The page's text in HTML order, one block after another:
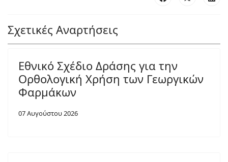
Σχετικές Αναρτήσεις
Εθνικό Σχέδιο Δράσης για την
Ορθολογική Χρήση των Γεωργικών
Φαρμάκων
07 Αυγούστου 2026